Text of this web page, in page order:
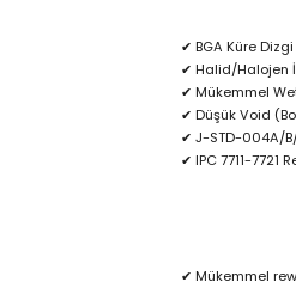
✔ BGA Küre
✔ Halid/Halojen
✔ Mükemmel
✔ Düşük Void
✔ J-STD-004A/
✔ IPC 7711-7721
✔ Mükemmel